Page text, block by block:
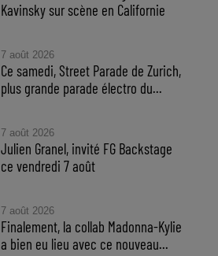
Kavinsky sur scène en Californie
7 août 2026
Ce samedi, Street Parade de Zurich,
plus grande parade électro du...
7 août 2026
Julien Granel, invité FG Backstage
ce vendredi 7 août
7 août 2026
Finalement, la collab Madonna-Kylie
a bien eu lieu avec ce nouveau...